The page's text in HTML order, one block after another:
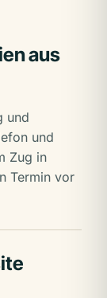
aus
und
und
Zug in
Termin vor